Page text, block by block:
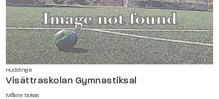
Huddinge
Visättraskolan Gymnastiksal
Måste bokas